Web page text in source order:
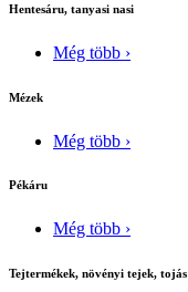
Hentesáru, tanyasi nasi
Még több ›
Mézek
Még több ›
Pékáru
Még több ›
Tejtermékek, növényi tejek, tojás